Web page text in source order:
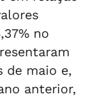
no
de maio e,
anterior,